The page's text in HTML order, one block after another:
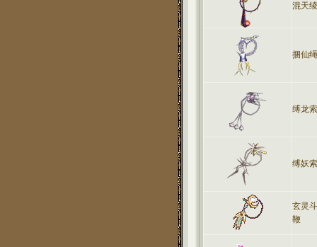
混天绫
捆仙绳
缚龙索
缚妖索
玄灵
鞭